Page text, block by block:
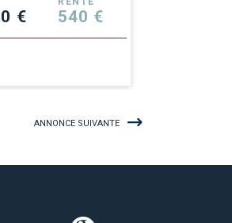
€
540 €
ANNONCE SUIVANTE